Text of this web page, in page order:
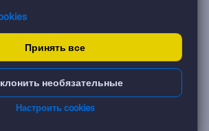
и цена
?
Принять все
необязательные
Настроить cookies